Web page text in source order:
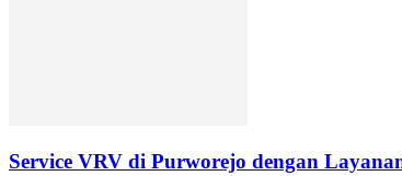
Service VRV di Purworejo dengan